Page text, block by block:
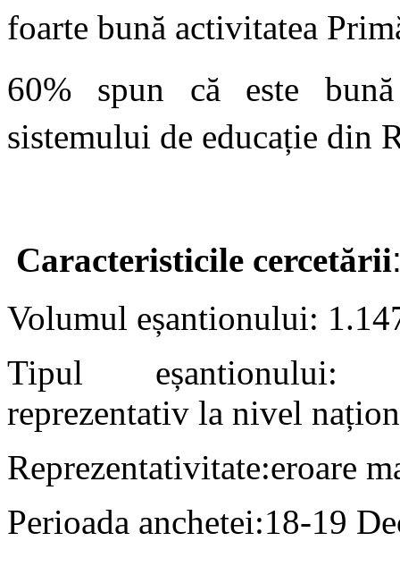
foarte bună activitatea
60% spun că este
sistemului de educație din
Caracteristicile cercetării
Volumul eșantionului:
Tipul eșantionului:
reprezentativ la nivel
Reprezentativitate:eroare
Perioada anchetei:18-19